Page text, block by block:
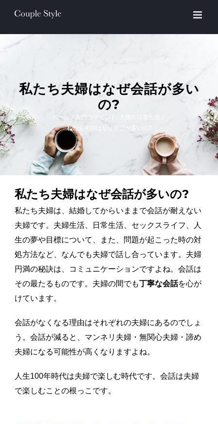
content
私たち夫婦はなぜ会話が多い
の?
ホーム / 夫婦のマインド 夫婦の日常生活
私たち夫婦はなぜ会話が多いの?
私たち夫婦はなぜ会話が多いの?
私たち夫婦は、結婚してからいままで会話が耐えない
夫婦です。夫婦生活、日常生活、セックスライフ、人
生の夢や目標について、また、問題が起こった時の対
処方法など、なんでも夫婦で話し合っています。夫婦
円満の秘訣は、コミュニケーションですよね。会話は
その最たるものです。夫婦の間でも丁寧な会話を心が
けています。
会話がなくなる理由はそれぞれの夫婦にあるのでしょ
う。会話が減ると、マンネリ夫婦・無関心夫婦・諦め
夫婦になる可能性が高くなりますよね。
人生100年時代は夫婦で楽しむ時代です。会話は夫婦
で楽しむことの根っこです。